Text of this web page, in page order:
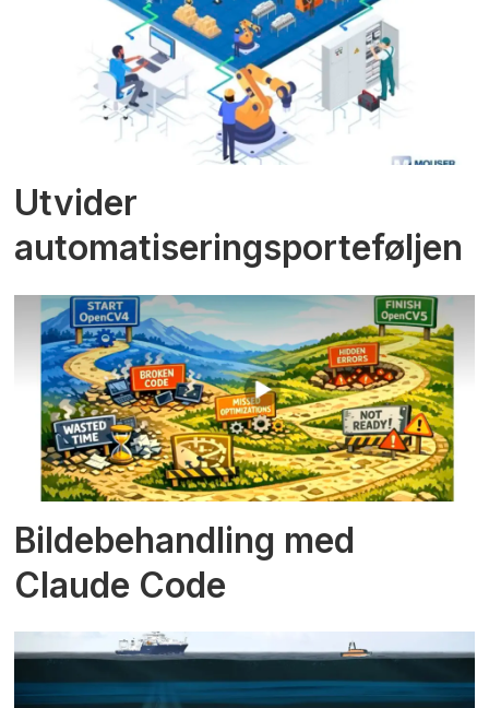
Utvider
automatiseringsporteføljen
Bildebehandling med
Claude Code